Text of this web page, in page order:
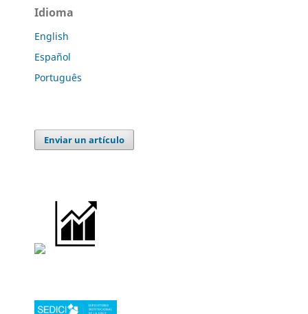
Idioma
English
Español
Português
Enviar un artículo